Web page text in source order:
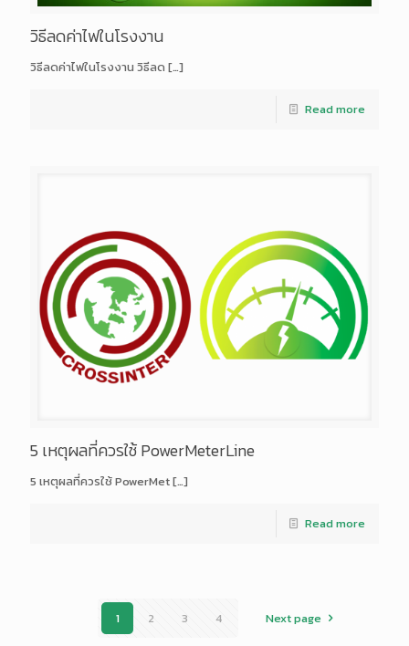
วิธีลดค่าไฟในโรงงาน
วิธีลดค่าไฟในโรงงาน วิธีลด […]
Read more
5 เหตุผลที่ควรใช้ PowerMeterLine
5 เหตุผลที่ควรใช้ PowerMet[…]
Read more
1 2 3 4 Next page